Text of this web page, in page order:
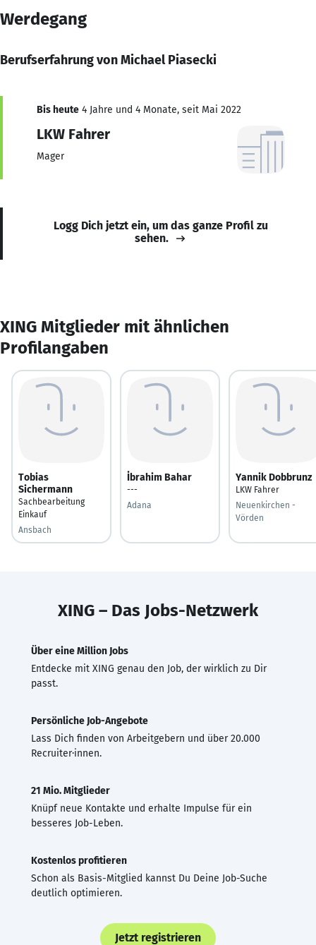
Werdegang
Berufserfahrung von Michael Piasecki
Bis heute 4 Jahre und 4 Monate, seit Mai 2022
LKW Fahrer
Mager
Logg Dich jetzt ein, um das ganze Profil zu
sehen.
XING Mitglieder mit ähnlichen
Profilangaben
Tobias
Sichermann
Sachbearbeitung
Einkauf
Ansbach
İbrahim Bahar
---
Adana
Yannik Dobbrunz
LKW Fahrer
Neuenkirchen -
Vörden
XING – Das Jobs-Netzwerk
Über eine Million Jobs
Entdecke mit XING genau den Job, der wirklich zu Dir
passt.
Persönliche Job-Angebote
Lass Dich finden von Arbeitgebern und über 20.000
Recruiter·innen.
21 Mio. Mitglieder
Knüpf neue Kontakte und erhalte Impulse für ein
besseres Job-Leben.
Kostenlos profitieren
Schon als Basis-Mitglied kannst Du Deine Job-Suche
deutlich optimieren.
Jetzt registrieren